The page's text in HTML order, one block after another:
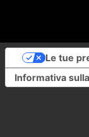
Informativa
Le tue